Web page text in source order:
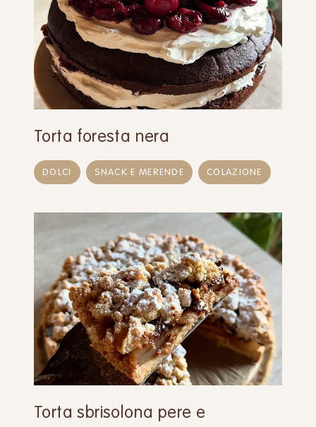
Torta foresta nera
DOLCI SNACK E MERENDE COLAZIONE
Torta sbrisolona pere e